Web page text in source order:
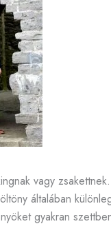
vagy
általában
gyakran